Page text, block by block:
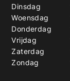
Dinsdag
Woensdag
Donderdag
Vrijdag
Zaterdag
Zondag